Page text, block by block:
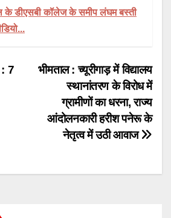
के डीएसबी कॉलेज के समीप लंघम बस्ती
भीमताल : च्यूरीगाड़ में विद्यालय
स्थानांतरण के विरोध में
ग्रामीणों का धरना, राज्य
आंदोलनकारी हरीश पनेरू के
नेतृत्व में उठी आवाज
7